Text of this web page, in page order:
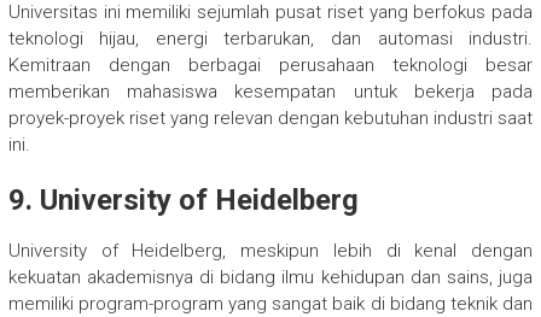
Universitas ini memiliki sejumlah pusat riset yang berfokus pada
teknologi hijau, energi terbarukan, dan automasi industri.
Kemitraan dengan berbagai perusahaan teknologi besar
memberikan mahasiswa kesempatan untuk bekerja pada
proyek-proyek riset yang relevan dengan kebutuhan industri saat
ini.
9. University of Heidelberg
University of Heidelberg, meskipun lebih di kenal dengan
kekuatan akademisnya di bidang ilmu kehidupan dan sains, juga
memiliki program-program yang sangat baik di bidang teknik dan